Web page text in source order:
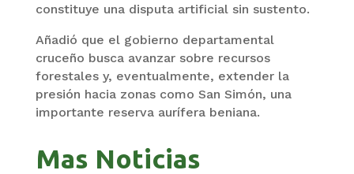
constituye una disputa artificial sin sustento.
Añadió que el gobierno departamental
cruceño busca avanzar sobre recursos
forestales y, eventualmente, extender la
presión hacia zonas como San Simón, una
importante reserva aurífera beniana.
Mas Noticias